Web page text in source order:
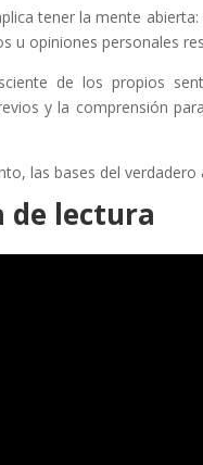
tener la mente
u opiniones personales
de los propios
y la comprensión
las bases del
de lectura